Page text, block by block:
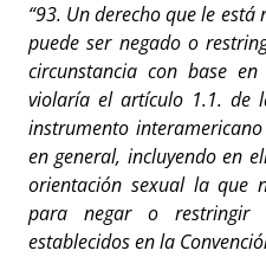
“93. Un derecho que le
puede ser negado o
circunstancia con base
violaría el artículo 1.1. de
instrumento
en general, incluyendo en
orientación sexual la que
para negar o restringir
establecidos en la